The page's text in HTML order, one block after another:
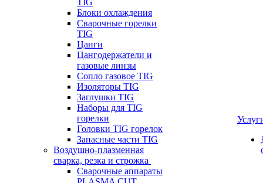
TIG
Блоки охлаждения
Сварочные горелки
TIG
Цанги
Цангодержатели и
газовые линзы
Сопло газовое TIG
Изоляторы TIG
Заглушки TIG
Наборы для TIG
горелки
Головки TIG горелок
Запасные части TIG
Воздушно-плазменная
сварка, резка и строжка
Сварочные аппараты